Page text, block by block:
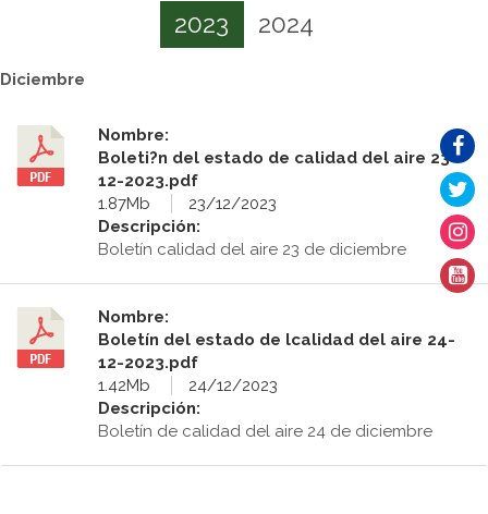
2023 2024
Diciembre
Nombre:
Boleti?n del estado de calidad del aire 23-
12-2023.pdf
1.87Mb
23/12/2023
Descripción:
Boletín calidad del aire 23 de diciembre
Nombre:
Boletín del estado de lcalidad del aire 24-
12-2023.pdf
1.42Mb
24/12/2023
Descripción:
Boletín de calidad del aire 24 de diciembre